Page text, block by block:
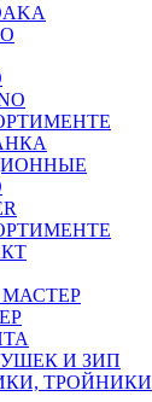
И ЗИП
ТРОЙНИКИ